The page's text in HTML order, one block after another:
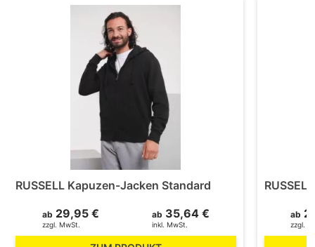
RUSSELL Kapuzen-Jacken Standard
ab 29,95 €
zzgl. MwSt.
ab 35,64 €
inkl. MwSt.
ab
zzgl.